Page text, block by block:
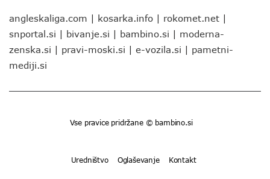
angleskaliga.com | kosarka.info | rokomet.net |
snportal.si | bivanje.si | bambino.si | moderna-
zenska.si | pravi-moski.si | e-vozila.si | pametni-
mediji.si
Vse pravice pridržane © bambino.si
Uredništvo Oglaševanje Kontakt